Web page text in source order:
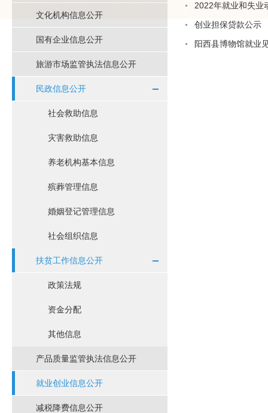
文化机构信息公开
国有企业信息公开
旅游市场监管执法信息公开
民政信息公开
社会救助信息
灾害救助信息
养老机构基本信息
殡葬管理信息
婚姻登记管理信息
社会组织信息
扶贫工作信息公开
政策法规
资金分配
其他信息
产品质量监管执法信息公开
就业创业信息公开
减税降费信息公开
2022年就业和失业
创业担保贷款公示
阳西县博物馆就业